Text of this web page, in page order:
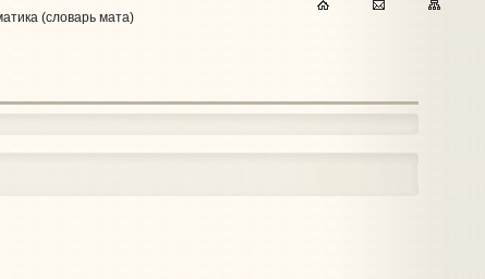
(словарь мата)